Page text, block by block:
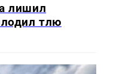
лишил
тлю